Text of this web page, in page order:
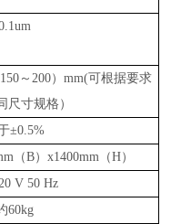
～200）mm(可根据要求
尺寸规格）
±0.5%
（B）x1400mm（H）
V 50 Hz
60kg